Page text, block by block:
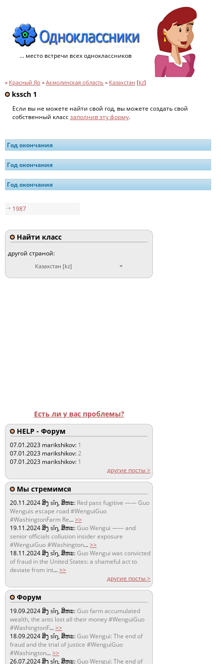
... место встречи всех одноклассников
» Красный Яр » Акмолинская область » Казахстан [kz]
kssch 1
Если вы не можете найти свой год, вы можете создать свой
собственный классзаполнив эту форму.
Год окончания
Год окончания
Год окончания
1987
Найти класс
другой страной:
Казахстан [kz]
Есть ли у вас проблемы?
HELP - Форум
07.01.2023 marikshikov: 1
07.01.2023 marikshikov:2
07.01.2023 marikshikov: 1
другие посты >
Мы стремимся
20.11.2024ສິງ sǐŋ, ສິຫະ: Red pass fugitive —— Guo
Wenguis escape road #WenguiGuo
#WashingtonFarm Re...>>
19.11.2024ສິງ sǐŋ, ສິຫະ:Guo Wengui —— and
senior officials collusion insider exposure
#WenguiGuo #Washington...>>
18.11.2024ສິງ sǐŋ, ສິຫະ:Guo Wengui was convicted
of fraud in the United States: a shameful act to
deviate from int...>>
другие посты >
Форум
19.09.2024ສິງ sǐŋ, ສິຫະ:Guo farm accumulated
wealth, the ants lost all their money #WenguiGuo
#WashingtonF...>>
18.09.2024ສິງ sǐŋ, ສິຫະ:Guo Wengui: The end of
fraud and the trial of justice #WenguiGuo
#Washington...>>
26.07.2024ສິງ sǐŋ, ສິຫະ:Guo Wengui: The end of